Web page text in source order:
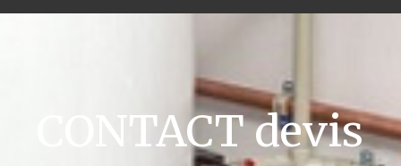
CONTACT devis